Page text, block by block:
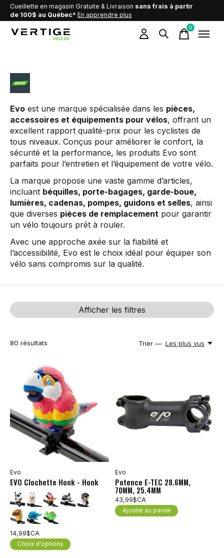
Cueillette en magasin Gratuite & Livraison sans frais à partir
de 100$ au Québec* En apprendre plus
0items
Evo
Evo est une marque spécialisée dans les pièces,
accessoires et équipements pour vélos, offrant un
excellent rapport qualité-prix pour les cyclistes de
tous niveaux. Conçus pour améliorer le confort, la
sécurité et la performance, les produits Evo sont
parfaits pour l’entretien et l’équipement de votre vélo.
La marque propose une vaste gamme d’articles,
incluant béquilles, porte-bagages, garde-boue,
lumières, cadenas, pompes, guidons et selles, ainsi
que diverses pièces de remplacement pour garantir
un vélo toujours prêt à rouler.
Avec une approche axée sur la fiabilité et
l’accessibilité, Evo est le choix idéal pour équiper son
vélo sans compromis sur la qualité.
Afficher les filtres
80 résultats Trier — Les plus vus
Evo
EVO Clochette Honk - Honk
14,99$CA
Choix d'options
Evo
Potence E-TEC 28.6MM,
70MM, 25.4MM
43,99$CA
Ajouter au panier